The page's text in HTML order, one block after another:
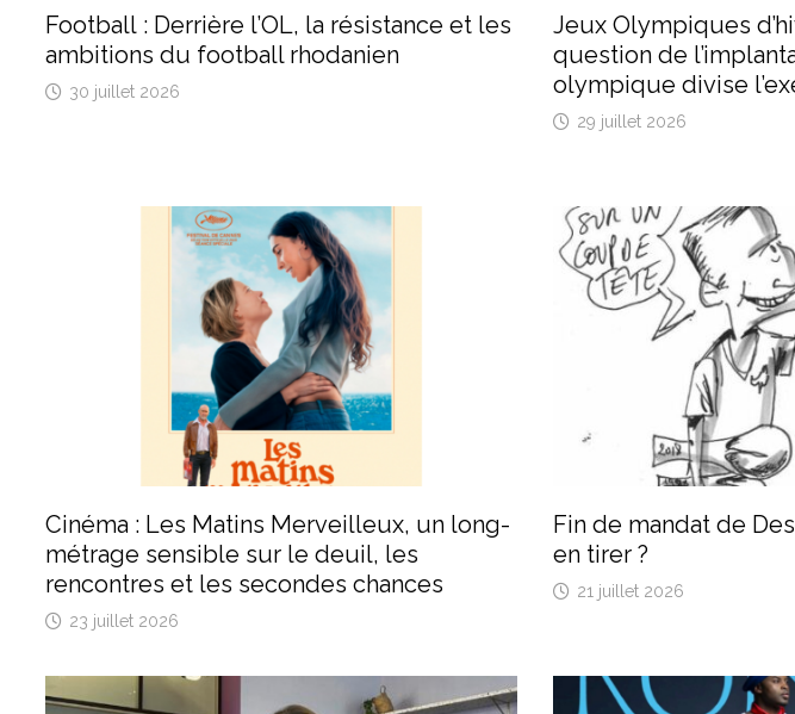
Football : Derrière l’OL, la résistance et les
ambitions du football rhodanien
30 juillet 2026
Jeux Olympiques
question de
olympique divise
29 juillet 2026
Cinéma : Les Matins Merveilleux, un long-
métrage sensible sur le deuil, les
rencontres et les secondes chances
23 juillet 2026
Fin de mandat de
en tirer ?
21 juillet 2026